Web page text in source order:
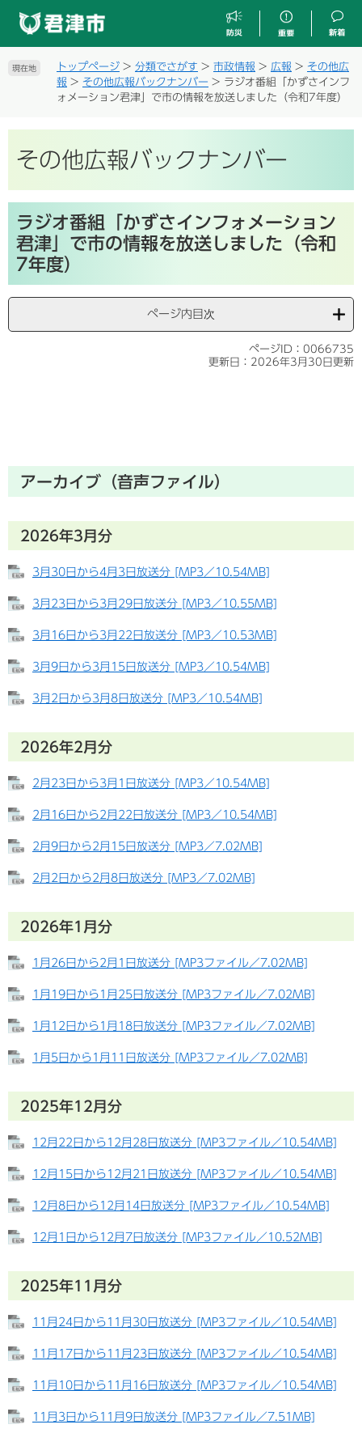
す
し
現在地 トップページ > 分類でさがす > 市政情報 > 広報 > その他広
報 > その他広報バックナンバー > ラジオ番組「かずさインフ
ォメーション君津」で市の情報を放送しました（令和7年度）
その他広報バックナンバー
ラジオ番組「かずさインフォメーション
君津」で市の情報を放送しました（令和
7年度）
ページ内目次
ページID：0066735
更新日：2026年3月30日更新
アーカイブ（音声ファイル）
2026年3月分
3月30日から4月3日放送分 [MP3／10.54MB]
3月23日から3月29日放送分 [MP3／10.55MB]
3月16日から3月22日放送分 [MP3／10.53MB]
3月9日から3月15日放送分 [MP3／10.54MB]
3月2日から3月8日放送分 [MP3／10.54MB]
2026年2月分
2月23日から3月1日放送分 [MP3／10.54MB]
2月16日から2月22日放送分 [MP3／10.54MB]
2月9日から2月15日放送分 [MP3／7.02MB]
2月2日から2月8日放送分 [MP3／7.02MB]
2026年1月分
1月26日から2月1日放送分 [MP3ファイル／7.02MB]
1月19日から1月25日放送分 [MP3ファイル／7.02MB]
1月12日から1月18日放送分 [MP3ファイル／7.02MB]
1月5日から1月11日放送分 [MP3ファイル／7.02MB]
2025年12月分​
12月22日から12月28日放送分 [MP3ファイル／10.54MB]
12月15日から12月21日放送分 [MP3ファイル／10.54MB]
12月8日から12月14日放送分 [MP3ファイル／10.54MB]
12月1日から12月7日放送分 [MP3ファイル／10.52MB]
2025年11月分​
11月24日から11月30日放送分 [MP3ファイル／10.54MB]
11月17日から11月23日放送分 [MP3ファイル／10.54MB]
11月10日から11月16日放送分 [MP3ファイル／10.54MB]
11月3日から11月9日放送分 [MP3ファイル／7.51MB]